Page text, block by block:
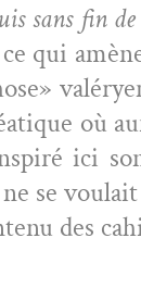
sans fin
ce qui
où
ici
se
des